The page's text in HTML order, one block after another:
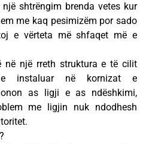
shtrëngim brenda vetes kur
me kaq pesimizëm por sado
e vërteta më shfaqet më e
në një rreth struktura e të cilit
e instaluar në kornizat e
as ligji e as ndëshkimi,
me ligjin nuk ndodhesh